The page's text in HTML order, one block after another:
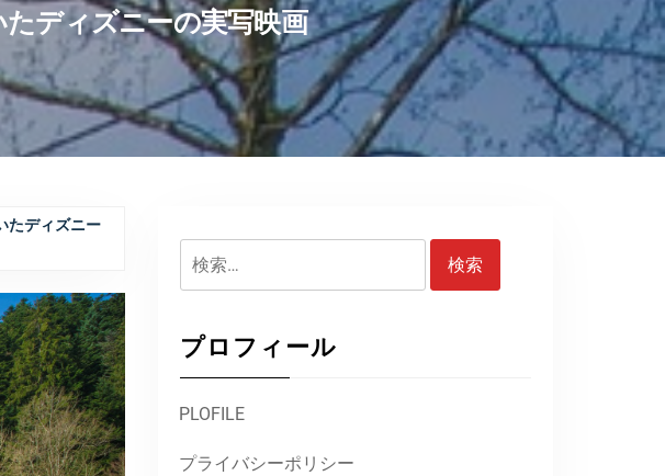
ディズニーの実写映画
たディズニー
検
索:
プロフィール
PLOFILE
プライバシーポリシー